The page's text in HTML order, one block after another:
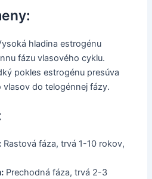
hladina estrogénu
fázu vlasového cyklu.
pokles estrogénu presúva
do telogénnej fázy.
Rastová fáza, trvá 1-10 rokov,
Prechodná fáza, trvá 2-3